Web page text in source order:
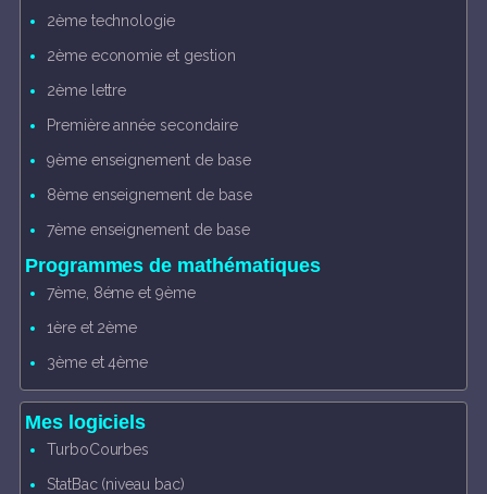
2ème technologie
2ème economie et gestion
2ème lettre
Première année secondaire
9ème enseignement de base
8ème enseignement de base
7ème enseignement de base
Programmes de mathématiques
7ème, 8éme et 9ème
1ère et 2ème
3ème et 4ème
Mes logiciels
TurboCourbes
StatBac (niveau bac)